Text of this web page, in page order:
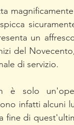
un
del
di servizio.
è solo
infatti alcuni
fine di